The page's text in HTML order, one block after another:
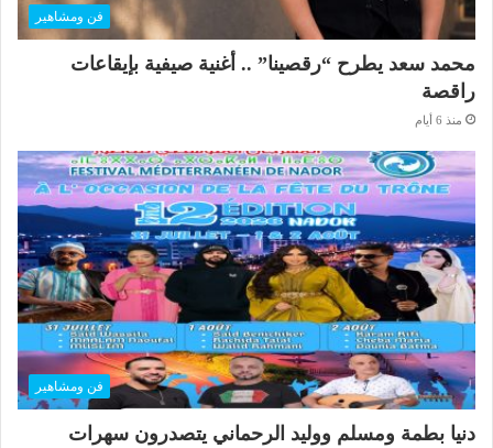
فن ومشاهير
محمد سعد يطرح “رقصينا” .. أغنية صيفية بإيقاعات
راقصة
منذ 6 أيام
فن ومشاهير
دنيا بطمة ومسلم ووليد الرحماني يتصدرون سهرات